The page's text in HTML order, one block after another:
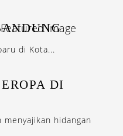
di Kota...
DI
hidangan